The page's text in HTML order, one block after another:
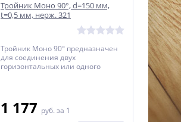
Тройник Моно 90°, d=150 мм,
t=0,5 мм, нерж. 321
Тройник Моно 90° предназначен
для соединения двух
горизонтальных или одного
1 177 руб. за 1